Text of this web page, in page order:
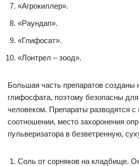
«Агрокиллер».
«Раундап».
«Глифосат».
«Лонтрел – зоод».
Большая часть препаратов созданы
глифосфата, поэтому безопасны
человеком. Препараты разводятся
соотношении, место захоронения
пульверизатора в безветренную,
Соль от сорняков на кладбище.